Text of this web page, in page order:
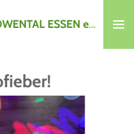
FÖRDERVEREIN KITA IM LÖWENTAL ESSEN e.V.